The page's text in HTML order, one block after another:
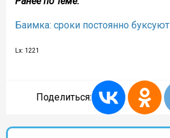
Баимка: сроки постоянно буксуют
Lx: 1221
Поделиться: